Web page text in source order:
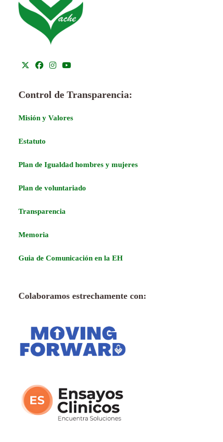
Control de Transparencia:
Misión y Valores
Estatuto
Plan de Igualdad hombres y mujeres
Plan de voluntariado
Transparencia
Memoria
Guia de Comunicación en la EH
Colaboramos estrechamente con: